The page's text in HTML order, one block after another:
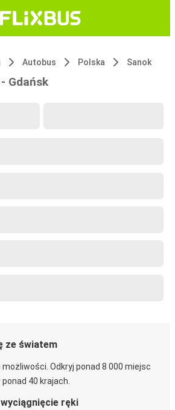
Autobus Polska Sanok
Gdańsk
ze światem
możliwości. Odkryj ponad 8 000 miejsc
40 krajach.
ręki